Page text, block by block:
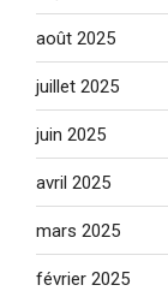
août 2025
juillet 2025
juin 2025
avril 2025
mars 2025
février 2025